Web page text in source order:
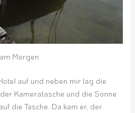
Morgen
auf und neben mir lag die
Kameratasche und die Sonne
die Tasche. Da kam er, der